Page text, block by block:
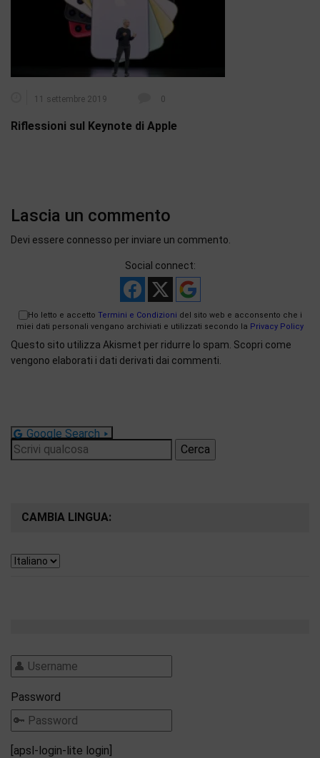
11 settembre 2019 0
Riflessioni sul Keynote di Apple
Lascia un commento
Devi essere connesso per inviare un commento.
Social connect:
Ho letto e accetto Termini e Condizioni del sito web e acconsento che i
miei dati personali vengano archiviati e utilizzati secondo la Privacy Policy
Questo sito utilizza Akismet per ridurre lo spam. Scopri come
vengono elaborati i dati derivati dai commenti
Google Search
Ricerca
per:
CAMBIA LINGUA:
Password
[apsl-login-lite login]